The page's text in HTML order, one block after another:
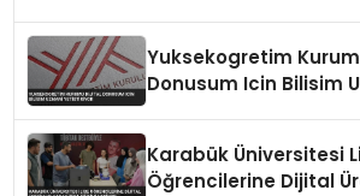
Yuksekogretim
Donusum Icin Bilisim
Karabük Üniversitesi
Öğrencilerine Dijital